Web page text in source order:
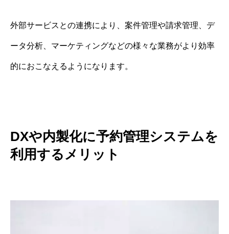
外部サービスとの連携により、案件管理や請求管理、デ
ータ分析、マーケティングなどの様々な業務がより効率
的におこなえるようになります。
DXや内製化に予約管理システムを
利用するメリット